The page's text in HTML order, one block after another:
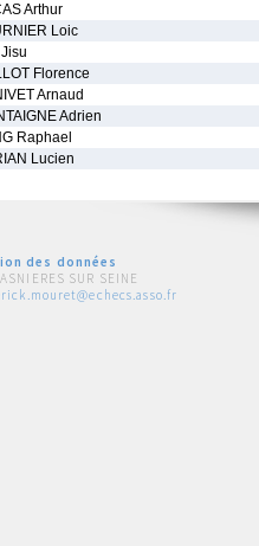
Arthur
Loic
Florence
Arnaud
Adrien
Raphael
Lucien
des données
SUR SEINE